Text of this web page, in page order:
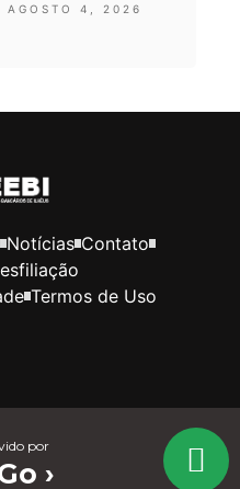
AGOSTO 4, 2026
Notícias Contato
Termos de Uso
por
›